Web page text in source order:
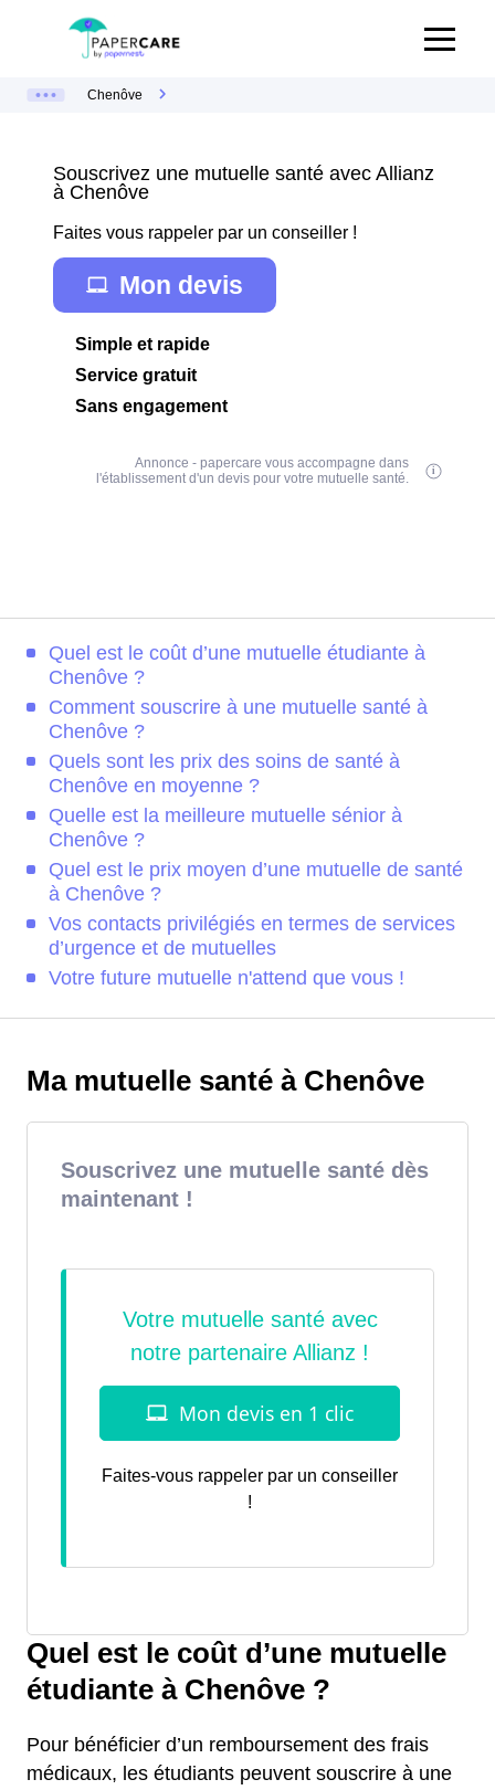
Chenôve
Souscrivez une mutuelle santé avec Allianz
à Chenôve
Faites vous rappeler par un conseiller !
Mon devis
Simple et rapide
Service gratuit
Sans engagement
Annonce - papercare vous accompagne dans
l'établissement d'un devis pour votre mutuelle santé.
Quel est le coût d’une mutuelle étudiante à
Chenôve ?
Comment souscrire à une mutuelle santé à
Chenôve ?
Quels sont les prix des soins de santé à
Chenôve en moyenne ?
Quelle est la meilleure mutuelle sénior à
Chenôve ?
Quel est le prix moyen d’une mutuelle de santé
à Chenôve ?
Vos contacts privilégiés en termes de services
d’urgence et de mutuelles
Votre future mutuelle n'attend que vous !
Ma mutuelle santé à Chenôve
Souscrivez une mutuelle santé dès
maintenant !
Faites-vous rappeler par un conseiller
!
Quel est le coût d’une mutuelle
étudiante à Chenôve ?
Pour bénéficier d’un remboursement des frais
médicaux, les étudiants peuvent souscrire à une